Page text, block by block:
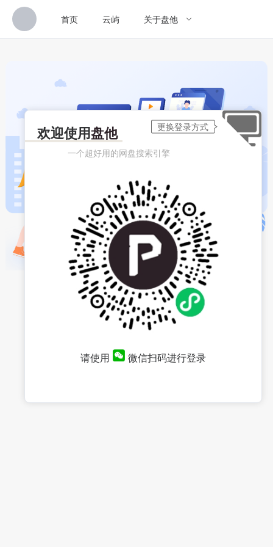
首页 云屿 关于盘他
欢迎使用盘他
一个超好用的网盘搜索引擎
请使用 微信扫码进行登录